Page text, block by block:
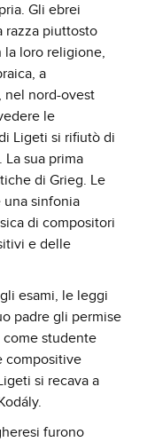
Gli ebrei
razza piuttosto
la loro religione,
a
nel nord-ovest
le
Ligeti si rifiutò di
sua prima
di Grieg. Le
sinfonia
di compositori
e delle
esami, le leggi
padre gli permise
come studente
compositive
si recava a
furono